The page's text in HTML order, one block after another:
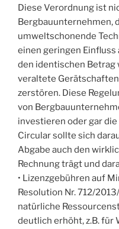
Diese Verordnung ist
Bergbauunternehmen,
umweltschonende
einen geringen Einfluss
den identischen Betrag
veraltete
zerstören. Diese
von
investieren oder gar
Circular sollte sich
Abgabe auch den
Rechnung trägt und
• Lizenzgebühren auf
Resolution Nr. 712/
natürliche
deutlich erhöht, z.B. für